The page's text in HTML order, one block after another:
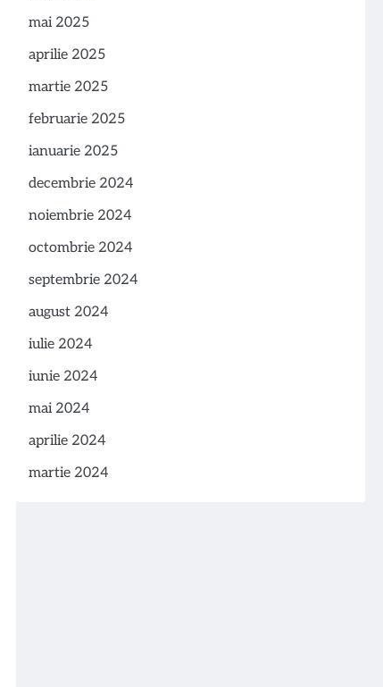
mai 2025
aprilie 2025
martie 2025
februarie 2025
ianuarie 2025
decembrie 2024
noiembrie 2024
octombrie 2024
septembrie 2024
august 2024
iulie 2024
iunie 2024
mai 2024
aprilie 2024
martie 2024